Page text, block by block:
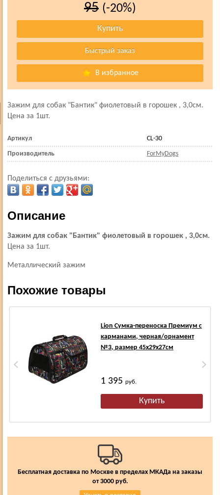
95 (-20%)
В избранное
Зажим для собак "Бантик" фиолетовый в горошек , 3,0см.
Цена за 1шт.
Артикул CL-30
Производитель ForMyDogs
Поделиться с друзьями:
Описание
Зажим для собак "Бантик" фиолетовый в горошек , 3,0см.
Цена за 1шт.
Металлический зажим
Похожие товары
Lion Сумка-переноска Премиум с
карманами, черная/орнамент
№3, размер 45х29х27см
1 395руб.
Бесплатная доставка по Москве в пределах МКАДа на заказы
от 3000 руб.